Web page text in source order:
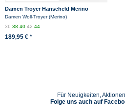
Damen Troyer Hanseheld Merino
Schwarz GOTS Organic
Damen Woll-Troyer (Merino)
3638404244
189,95 € *
Für Neuigkeiten,
Folge uns auch auf